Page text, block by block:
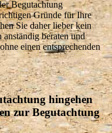
Begutachtung
Gründe für Ihre
Sie daher lieber kein
beraten und
einen entsprechenden
hingehen
zur Begutachtung